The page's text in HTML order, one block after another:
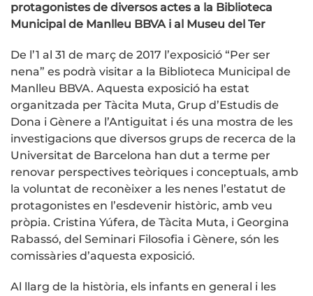
protagonistes de diversos actes a la Biblioteca
Municipal de Manlleu BBVA i al Museu del Ter
De l’1 al 31 de març de 2017 l’exposició “Per ser
nena” es podrà visitar a la Biblioteca Municipal de
Manlleu BBVA. Aquesta exposició ha estat
organitzada per Tàcita Muta, Grup d’Estudis de
Dona i Gènere a l’Antiguitat i és una mostra de les
investigacions que diversos grups de recerca de la
Universitat de Barcelona han dut a terme per
renovar perspectives teòriques i conceptuals, amb
la voluntat de reconèixer a les nenes l’estatut de
protagonistes en l’esdevenir històric, amb veu
pròpia. Cristina Yúfera, de Tàcita Muta, i Georgina
Rabassó, del Seminari Filosofia i Gènere, són les
comissàries d’aquesta exposició.
Al llarg de la història, els infants en general i les